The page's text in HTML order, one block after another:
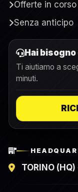
Offerte in corso
Senza anticipo
Hai
Ti aiutiamo a
minuti.
TORINO (HQ)